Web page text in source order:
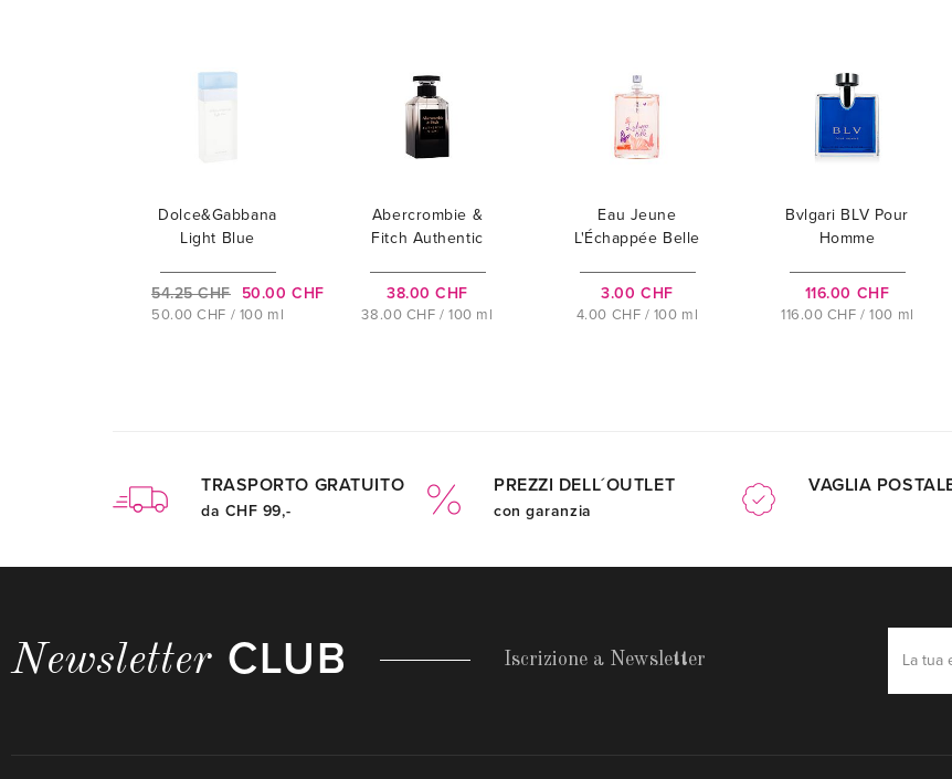
Dolce&Gabbana
Light Blue
54.25 CHF 50.00 CHF
50.00 CHF / 100 ml
Abercrombie &
Fitch Authentic
38.00 CHF
38.00 CHF / 100 ml
Eau Jeune
L'Échappée Belle
3.00 CHF
4.00 CHF / 100 ml
Bvlgari BLV Pour
Homme
116.00 CHF
116.00 CHF / 100 ml
TRASPORTO GRATUITO
da CHF 99,-
PREZZI DELL´OUTLET
con garanzia
VAGLIA
Newsletter CLUB Iscrizione a Newsletter